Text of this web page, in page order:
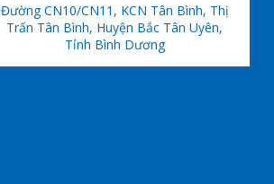
Đường CN10/CN11, KCN Tân Bình, Thị
Trấn Tân Bình, Huyện Bắc Tân Uyên,
Tỉnh Bình Dương